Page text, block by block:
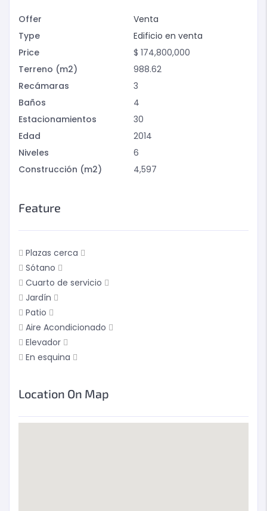
Offer
Venta
Type
Edificio en venta
Price
$ 174,800,000
Terreno (m2)
988.62
Recámaras
3
Baños
4
Estacionamientos
30
Edad
2014
Niveles
6
Construcción (m2)
4,597
Feature
Plazas cerca
Sótano
Cuarto de servicio
Jardín
Patio
Aire Acondicionado
Elevador
En esquina
Location On Map